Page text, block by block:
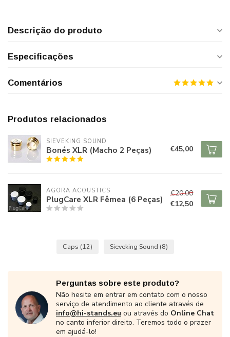
Descrição do produto
Especificações
Comentários
Produtos relacionados
SIEVEKING SOUND
Bonés XLR (Macho 2 Peças) €45,00
AGORA ACOUSTICS
PlugCare XLR Fêmea (6 Peças)
€20,00
€12,50
Caps (12) Sieveking Sound (8)
Perguntas sobre este produto?
Não hesite em entrar em contato com o nosso
serviço de atendimento ao cliente através de
info@hi-stands.eu ou através do Online Chat
no canto inferior direito. Teremos todo o prazer
em ajudá-lo!